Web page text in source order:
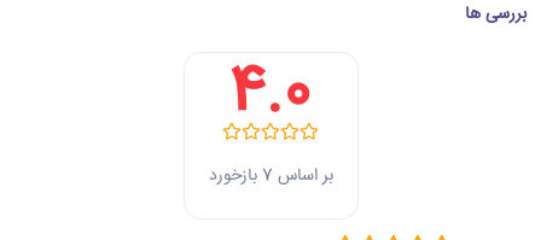
بررسی ها
4.0
بر اساس 7 بازخورد